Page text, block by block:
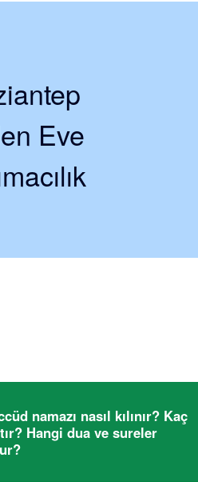
Eve
namazı nasıl kılınır? Kaç
Hangi dua ve sureler